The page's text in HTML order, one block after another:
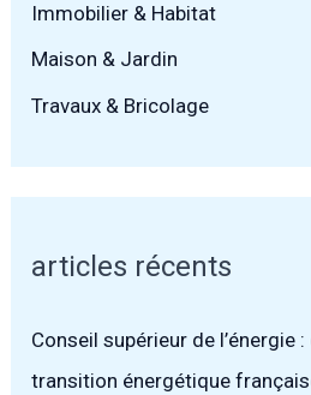
Immobilier & Habitat
Maison & Jardin
Travaux & Bricolage
articles récents
Conseil supérieur de l’énergie
transition énergétique